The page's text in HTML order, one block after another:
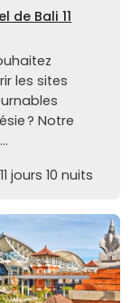
de Bali 11
les sites
? Notre
jours 10 nuits